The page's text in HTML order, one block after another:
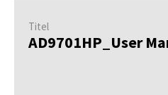
Titel
AD9701HP_User